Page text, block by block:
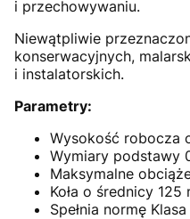
i przechowywaniu.
Niewątpliwie
konserwacyjnych,
i instalatorskich.
Parametry:
Wysokość robocza
Wymiary podstawy
Maksymalne
Koła o średnicy 125
Spełnia normę